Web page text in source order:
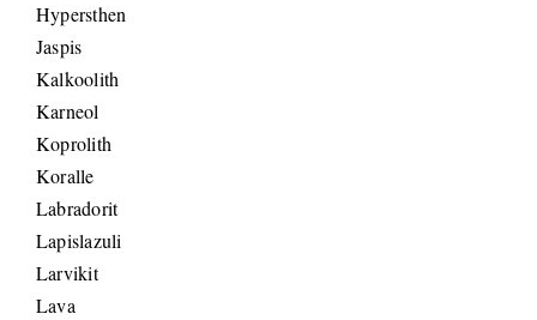
Hypersthen
Jaspis
Kalkoolith
Karneol
Koprolith
Koralle
Labradorit
Lapislazuli
Larvikit
Lava